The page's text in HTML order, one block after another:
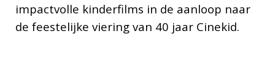
impactvolle kinderfilms in de aanloop naar
de feestelijke viering van 40 jaar Cinekid.